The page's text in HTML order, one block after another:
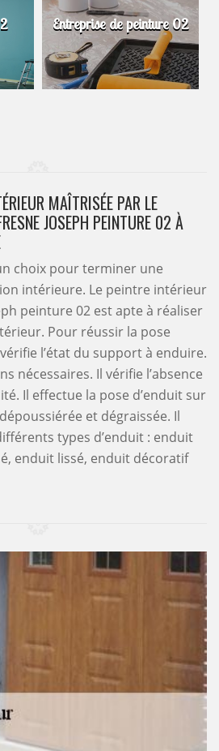
Entreprise de peinture 02
MAÎTRISÉE PAR LE
JOSEPH PEINTURE 02 À
choix pour terminer une
intérieure. Le peintre intérieur
peinture 02 est apte à réaliser
Pour réussir la pose
l’état du support à enduire.
nécessaires. Il vérifie l’absence
Il effectue la pose d’enduit sur
et dégraissée. Il
types d’enduit : enduit
enduit lissé, enduit décoratif